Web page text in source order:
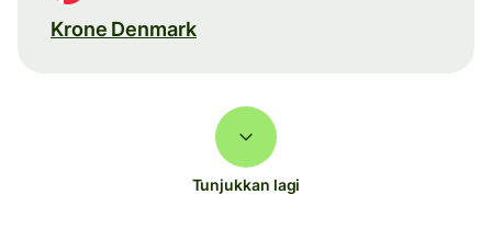
Krone Denmark
Tunjukkan lagi